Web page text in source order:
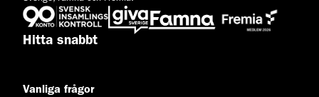
Hitta snabbt
Vanliga frågor